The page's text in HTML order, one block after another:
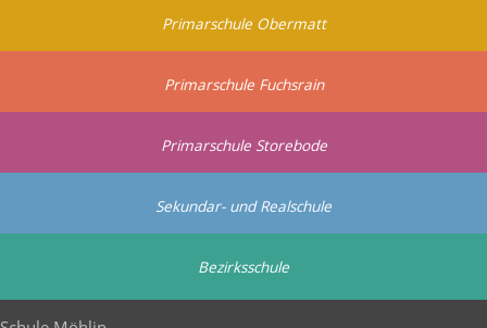
Primarschule Obermatt
Primarschule Fuchsrain
Primarschule Storebode
Sekundar- und Realschule
Bezirksschule